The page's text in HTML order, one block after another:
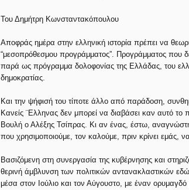
Του Δημήτρη Κωνσταντακόπουλου
Αποφράς ημέρα στην ελληνική ιστορία πρέπει να
“μεσοπρόθεσμου προγράμματος”. Προγράμματος που
παρά ως πρόγραμμα δολοφονίας της Ελλάδας, του
δημοκρατίας.
Και την ψήφισή του τίποτε άλλο από παράδοση,
Κανείς ¨Ελληνας δεν μπορεί να διαβάσει καν αυτό
Βουλή ο Αλέξης Τσίπρας. Κι αν ένας, έστω,
που χρησιμοποιούμε, τον καλούμε, πριν κρίνει εμάς,
Βασιζόμενη στη συνεργασία της κυβέρνησης και
θερινή άμβλυνση των πολιτικών αντανακλαστικών
μέσα στον Ιούλιο και τον Αύγουστο, με έναν